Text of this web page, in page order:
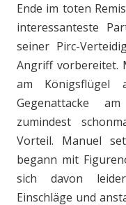
Ende im toten
interessanteste
seiner Pirc-
Angriff vorbereitet.
am
Gegenattacke
zumindest
Vorteil. Manuel
begann mit
sich davon
Einschläge und